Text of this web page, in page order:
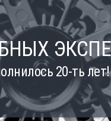
20-ть лет!